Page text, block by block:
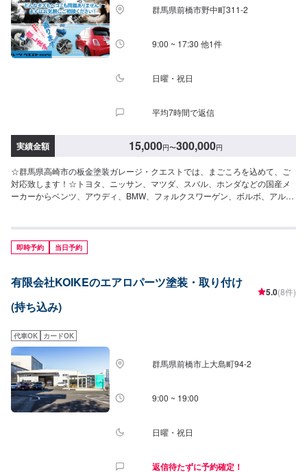
群馬県前橋市野中町311-2
9:00 ~ 17:30 他1件
日曜・祝日
平均7時間で返信
実績金額 15,000円〜300,000円
☆群馬県高崎市の板金塗装ガレージ・クエストでは、まごころを込めて、ご
対応致します！☆トヨタ、ニッサン、マツダ、スバル、ホンダなどの国産メ
ーカーからベンツ、アウディ、BMW、フォルクスワーゲン、ボルボ、アルフ
お客様のほとんどがリピーターさんやご紹介、口コミを見て・聞いて来られ
る方です。自動車の事、板金・修理の事が良くわからない・・・という方も
多くいらっしゃっています。是非一度お気軽にご相談、ご来店ください。-----
積り【3】お見積りにご納得いただければ作業開始【4】仕上がり次第納車☆
納期について☆通常1週間程度で納車いたします。作業内容や車種・パーツに
より納期が前後する場合がございます。☆パーツ持ち込みについて☆オファ
て☆代車無料貸出いたします！※燃料代はお客様にご負担いただきます。ご了
承ください。【定休日・営業時間】定休日：日曜日、祝日営業時間：
9:00~18:30
即時予約 当日予約
有限会社KOIKEのエアロパーツ塗装・取り付け
(持ち込み)
5.0(8件)
代車OK カードOK
群馬県前橋市上大島町94-2
9:00 ~ 19:00
日曜・祝日
返信待たずに予約確定！